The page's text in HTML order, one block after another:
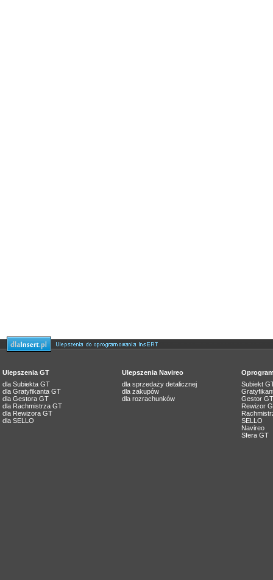
Ulepszenia GT Ulepszenia Navireo
dla Subiekta GT
dla Gratyfikanta GT
dla Gestora GT
dla Rachmistrza GT
dla Rewizora GT
dla SELLO
dla sprzedaży detalicznej
dla zakupów
dla rozrachunków
Subiekt
Gestor GT
Rewizor
SELLO
Navireo
Sfera GT